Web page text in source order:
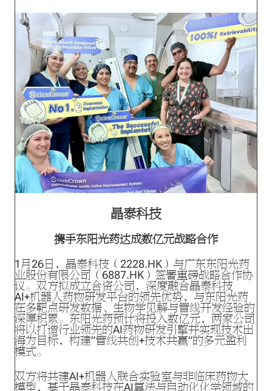
晶泰科技
携手东阳光药达成数亿元战略合作
1月26日，晶泰科技（2228.HK）与广东东阳光药
业股份有限公司（6887.HK）签署重磅战略合作协
议。双方拟成立合资公司，深度融合晶泰科技
AI+机器人药物研发平台的领先优势，与东阳光药
在多靶点研发数据、生物学见解与管线开发经验的
深厚积累。东阳光药预计将投入数亿元，两家公司
将以打造行业领先的AI药物研发引擎并实现技术出
海为目标，构建”管线共创+技术共赢”的多元盈利
模式。
双方将共建AI+机器人联合实验室与非临床药物大
模型，基于晶泰科技在AI算法与自动化化学领域的